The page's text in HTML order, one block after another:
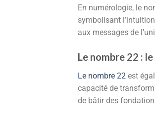
En numérologie, le
symbolisant
aux messages de
Le nombre 22 :
Le nombre 22 est
capacité de
de bâtir des